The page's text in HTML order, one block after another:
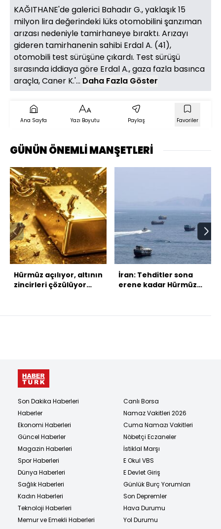
KAĞITHANE'de galerici Bahadır G., yaklaşık 15
milyon lira değerindeki lüks otomobilini şanzıman
arızası nedeniyle tamirhaneye bıraktı. Arızayı
gideren tamirhanenin sahibi Erdal A. (41),
otomobili test sürüşüne çıkardı. Test sürüşü
sırasında iddiaya göre Erdal A., gaza fazla basınca
araçla, Caner K.'... Daha Fazla Göster
Ana Sayfa Yazı Boyutu Paylaş Favoriler
GÜNÜN ÖNEMLİ MANŞETLERİ
Hürmüz açılıyor, altının
zincirleri çözülüyor
İran: Tehditler sona
erene kadar Hürmüz
Son Dakika Haberleri
Haberler
Ekonomi Haberleri
Güncel Haberler
Magazin Haberleri
Spor Haberleri
Dünya Haberleri
Sağlık Haberleri
Kadın Haberleri
Teknoloji Haberleri
Memur ve Emekli Haberleri
Canlı Borsa
Namaz Vakitleri 2026
Cuma Namazı Vakitleri
Nöbetçi Eczaneler
İstiklal Marşı
E Okul VBS
E Devlet Giriş
Günlük Burç Yorumları
Son Depremler
Hava Durumu
Yol Durumu